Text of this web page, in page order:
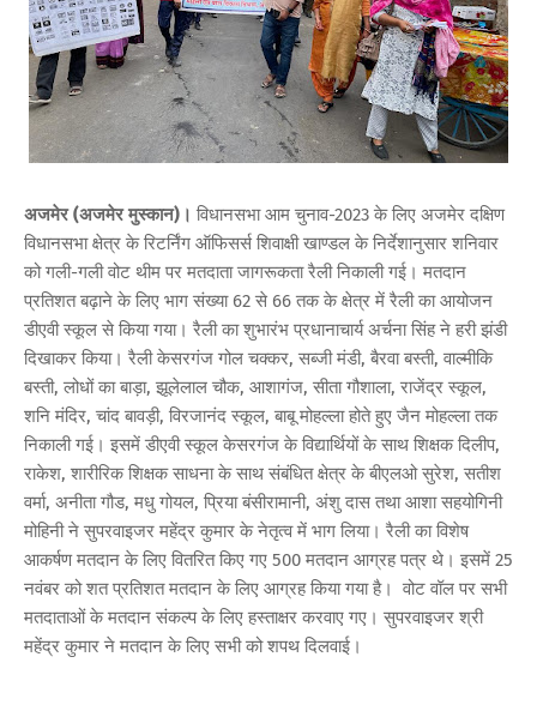
अजमेर (अजमेर मुस्कान)। विधानसभा आम चुनाव-2023 के लिए अजमेर दक्षिण
विधानसभा क्षेत्र के रिटर्निंग ऑफिसर्स शिवाक्षी खाण्डल के निर्देशानुसार शनिवार
को गली-गली वोट थीम पर मतदाता जागरूकता रैली निकाली गई। मतदान
प्रतिशत बढ़ाने के लिए भाग संख्या 62 से 66 तक के क्षेत्र में रैली का आयोजन
डीएवी स्कूल से किया गया। रैली का शुभारंभ प्रधानाचार्य अर्चना सिंह ने हरी झंडी
दिखाकर किया। रैली केसरगंज गोल चक्कर, सब्जी मंडी, बैरवा बस्ती, वाल्मीकि
बस्ती, लोधों का बाड़ा, झूलेलाल चौक, आशागंज, सीता गौशाला, राजेंद्र स्कूल,
शनि मंदिर, चांद बावड़ी, विरजानंद स्कूल, बाबू मोहल्ला होते हुए जैन मोहल्ला तक
निकाली गई। इसमें डीएवी स्कूल केसरगंज के विद्यार्थियों के साथ शिक्षक दिलीप,
राकेश, शारीरिक शिक्षक साधना के साथ संबंधित क्षेत्र के बीएलओ सुरेश, सतीश
वर्मा, अनीता गौड, मधु गोयल, प्रिया बंसीरामानी, अंशु दास तथा आशा सहयोगिनी
मोहिनी ने सुपरवाइजर महेंद्र कुमार के नेतृत्व में भाग लिया। रैली का विशेष
आकर्षण मतदान के लिए वितरित किए गए 500 मतदान आग्रह पत्र थे। इसमें 25
नवंबर को शत प्रतिशत मतदान के लिए आग्रह किया गया है। वोट वॉल पर सभी
मतदाताओं के मतदान संकल्प के लिए हस्ताक्षर करवाए गए। सुपरवाइजर श्री
महेंद्र कुमार ने मतदान के लिए सभी को शपथ दिलवाई।